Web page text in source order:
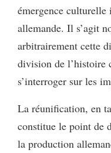
émergence
allemande. Il s’agit
arbitrairement cette
division de l’histoire
s’interroger sur les
La réunification, en
constitue le point de
la production